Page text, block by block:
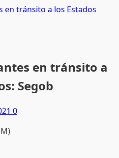
en tránsito a los Estados
en tránsito a
Segob
0